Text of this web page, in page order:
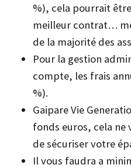
%), cela pourrait
meilleur contrat…
de la majorité des
Pour la gestion
compte, les frais
%).
Gaipare Vie
fonds euros, cela
de sécuriser votre
Il vous faudra a